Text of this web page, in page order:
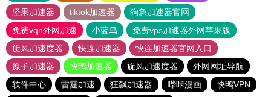
坚果加速器
tiktok加速器
狗急加速器官网
免费vqn外网加速
小蓝鸟
免费vps加速器外网苹果版
旋风加速度器
快连加速器
快连加速器官网入口
原子加速器
快鸭加速器 旋风加速度器
外网网址导航
软件中心
雷霆加速 狂飙加速器 哔咔漫画
快鸭VPN